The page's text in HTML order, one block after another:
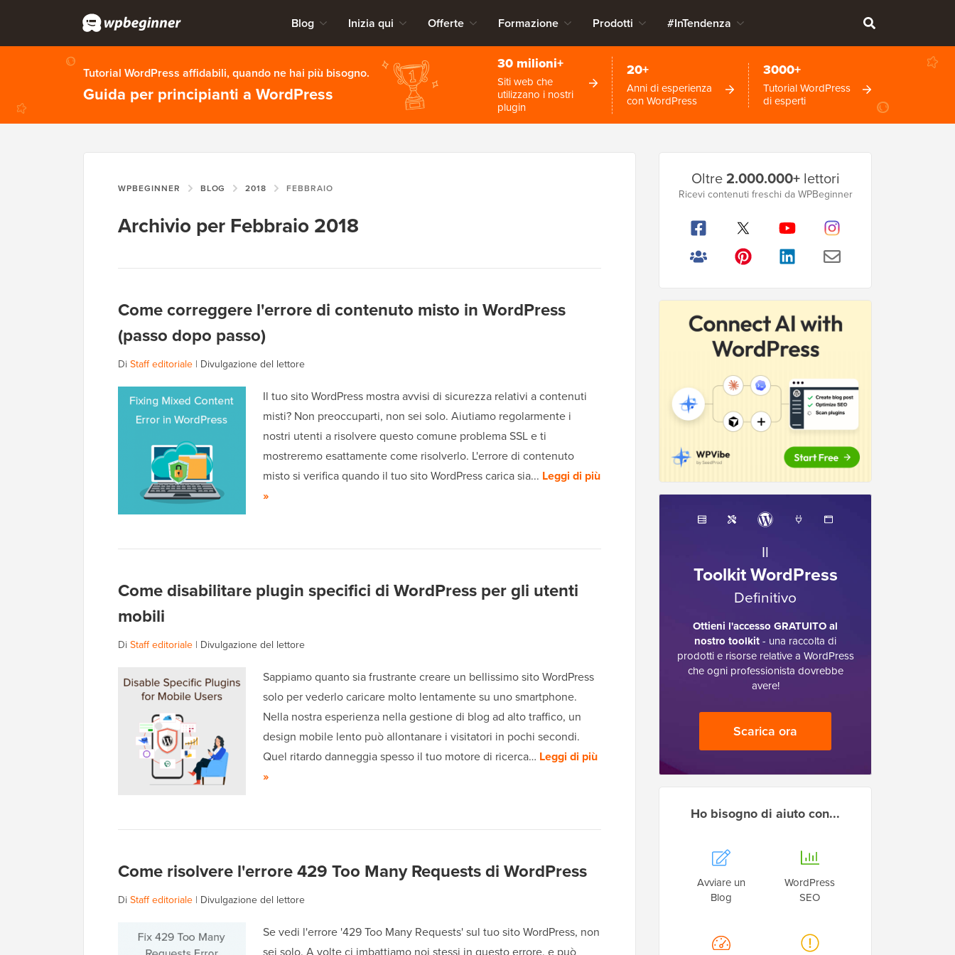
Blog Inizia qui Offerte Formazione Prodotti #InTendenza
Tutorial WordPress affidabili, quando ne hai più bisogno.
Guida per principianti a WordPress
30 milioni+
Siti web che
utilizzano i nostri
plugin
20+
Anni di esperienza
con WordPress
3000+
Tutorial WordPress
di esperti
WPBEGINNER BLOG 2018 FEBBRAIO
Archivio per Febbraio 2018
Come correggere l'errore di contenuto misto in WordPress
(passo dopo passo)
DiStaff editoriale | Divulgazione del lettore
Il tuo sito WordPress mostra avvisi di sicurezza relativi a contenuti
misti? Non preoccuparti, non sei solo. Aiutiamo regolarmente i
nostri utenti a risolvere questo comune problema SSL e ti
mostreremo esattamente come risolverlo. L'errore di contenuto
misto si verifica quando il tuo sito WordPress carica sia... Leggi di più
»
Come disabilitare plugin specifici di WordPress per gli utenti
mobili
DiStaff editoriale | Divulgazione del lettore
Sappiamo quanto sia frustrante creare un bellissimo sito WordPress
solo per vederlo caricare molto lentamente su uno smartphone.
Nella nostra esperienza nella gestione di blog ad alto traffico, un
design mobile lento può allontanare i visitatori in pochi secondi.
Quel ritardo danneggia spesso il tuo motore di ricerca… Leggi di più
»
Come risolvere l'errore 429 Too Many Requests di WordPress
DiStaff editoriale | Divulgazione del lettore
Se vedi l'errore '429 Too Many Requests' sul tuo sito WordPress, non
laterale
principale
Oltre2.000.000+lettori
Ricevi contenuti freschi da WPBeginner
Il
Toolkit WordPress
Definitivo
Ottieni l'accesso GRATUITO al
nostro toolkit- una raccolta di
prodotti e risorse relative a WordPress
che ogni professionista dovrebbe
avere!
Scarica ora
Ho bisogno di aiuto con...
Avviare un
Blog
WordPress
SEO